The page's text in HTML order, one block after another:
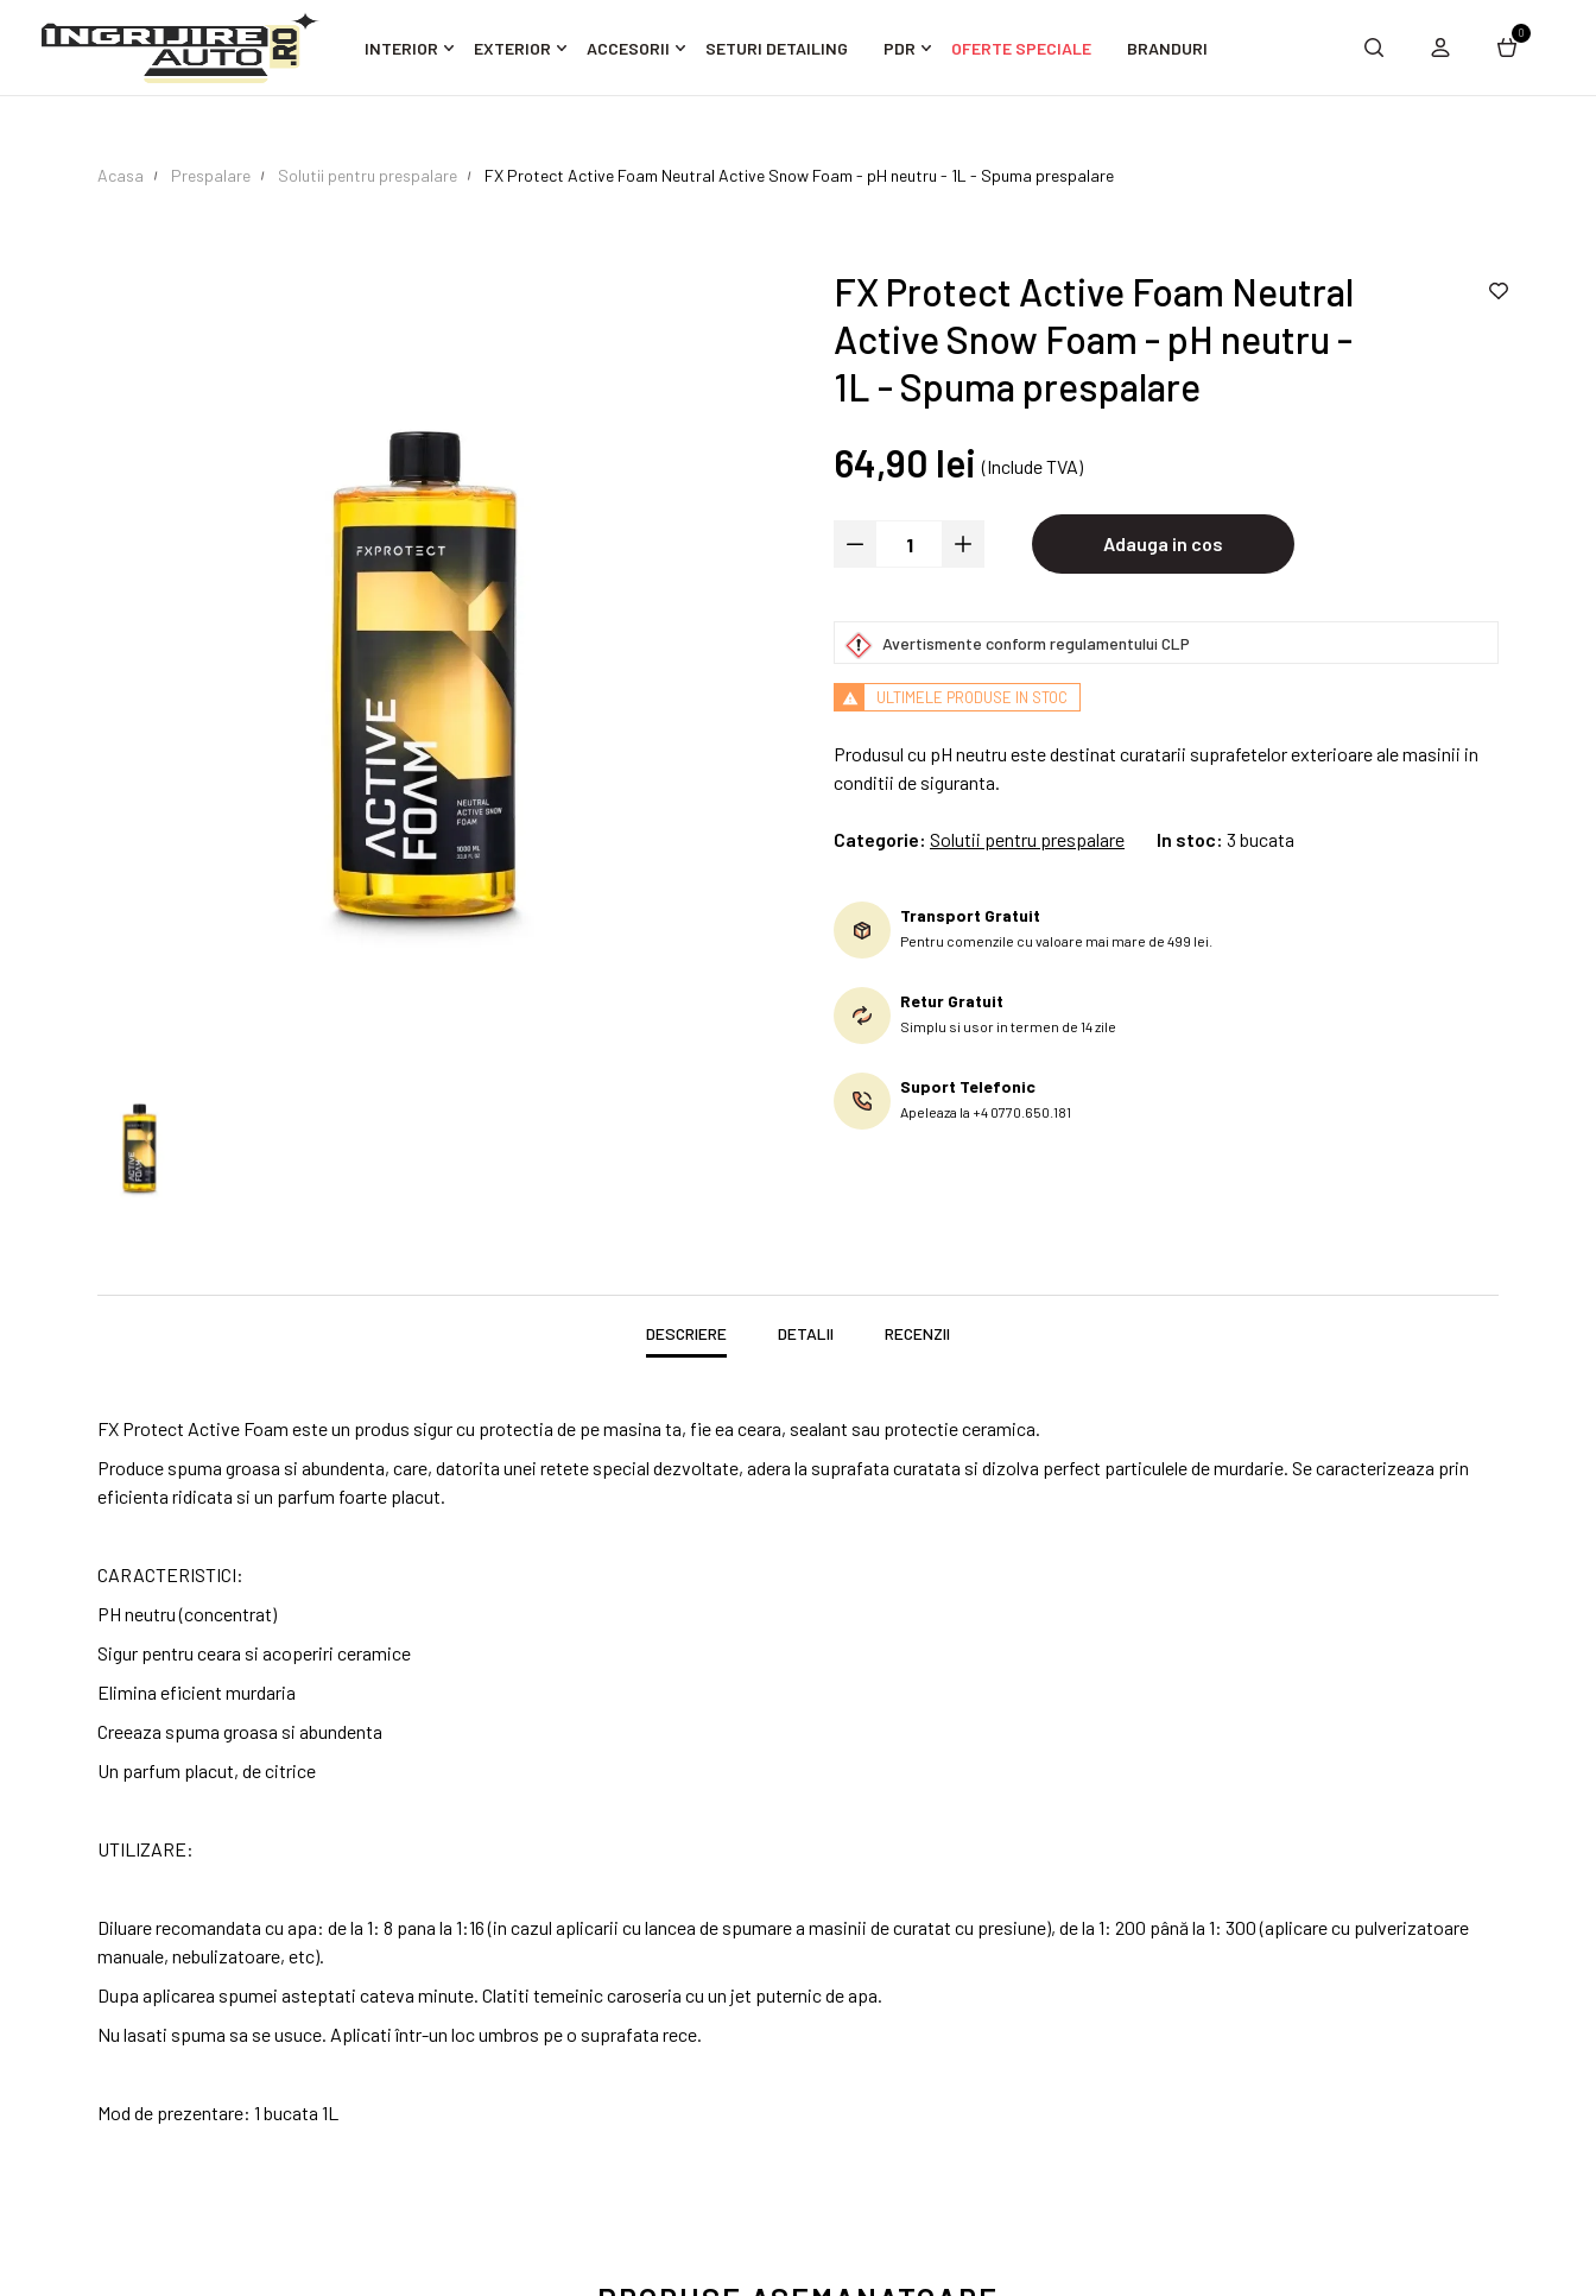
INTERIOR EXTERIOR ACCESORII SETURI DETAILING PDR OFERTE SPECIALE BRANDURI
0
Acasa Prespalare Solutii pentru prespalare FX Protect Active Foam Neutral Active Snow Foam - pH neutru - 1L - Spuma prespalare
FX Protect Active Foam Neutral
Active Snow Foam - pH neutru -
1L - Spuma prespalare
64,90 lei (Include TVA)
Adauga in cos
Avertismente conform regulamentului CLP
ULTIMELE PRODUSE IN STOC
Produsul cu pH neutru este destinat curatarii suprafetelor exterioare ale masinii in
conditii de siguranta.
Categorie: Solutii pentru prespalare In stoc: 3 bucata
Transport Gratuit
Pentru comenzile cu valoare mai mare de 499 lei.
Retur Gratuit
Simplu si usor in termen de 14 zile
Suport Telefonic
Apeleaza la +4 0770.650.181
DESCRIERE DETALII RECENZII
FX Protect Active Foam este un produs sigur cu protectia de pe masina ta, fie ea ceara, sealant sau protectie ceramica.
Produce spuma groasa si abundenta, care, datorita unei retete special dezvoltate, adera la suprafata curatata si dizolva perfect particulele de murdarie. Se caracterizeaza prin
eficienta ridicata si un parfum foarte placut.
CARACTERISTICI:
PH neutru (concentrat)
Sigur pentru ceara si acoperiri ceramice
Elimina eficient murdaria
Creeaza spuma groasa si abundenta
Un parfum placut, de citrice
UTILIZARE:
Diluare recomandata cu apa: de la 1: 8 pana la 1:16 (in cazul aplicarii cu lancea de spumare a masinii de curatat cu presiune), de la 1: 200 până la 1: 300 (aplicare cu pulverizatoare
manuale, nebulizatoare, etc).
Dupa aplicarea spumei asteptati cateva minute. Clatiti temeinic caroseria cu un jet puternic de apa.
Nu lasati spuma sa se usuce. Aplicati într-un loc umbros pe o suprafata rece.
Mod de prezentare: 1 bucata 1L